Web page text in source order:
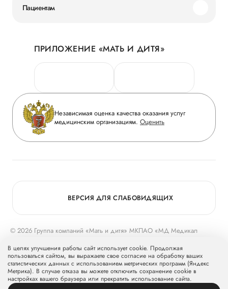
Новости
Руководство
Сотрудничество
Инвесторам
Журнал «Мать и дитя»
Вакансии
Медицинский туризм
Пациентам
Личный кабинет
Персональные данные
Горячая линия качества
Вопрос-ответ
Приложение пациента
Статьи
ПРИЛОЖЕНИЕ «МАТЬ И ДИТЯ»
Независимая оценка качества оказания услуг
медицинским организациям. Оценить
© 2026 Группа компаний «Мать и дитя» МКПАО «МД Медикал
Группу компаний «Мать и дитя».
ВЕРСИЯ ДЛЯ СЛАБОВИДЯЩИХ
В целях улучшения работы сайт использует cookie. Продолжая
пользоваться сайтом, вы выражаете свое согласие на обработку ваших
статистических данных с использованием метрических программ (Яндекс
Метрика). В случае отказа вы можете отключить сохранение cookie в
настройках вашего браузера или прекратить использование сайта.